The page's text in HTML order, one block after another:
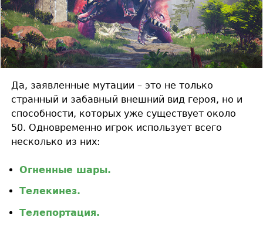
Да, заявленные мутации – это не только
странный и забавный внешний вид героя, но и
способности, которых уже существует около
50. Одновременно игрок использует всего
несколько из них:
Огненные шары.
Телекинез.
Телепортация.